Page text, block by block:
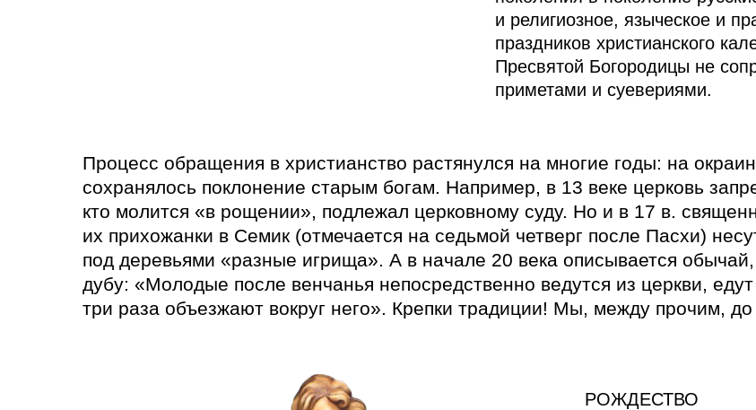
Процесс обращения в христианство растянулся на многие годы: на
сохранялось поклонение старым богам. Например, в 13 веке церковь
кто молится «в рощении», подлежал церковному суду. Но и в 17 в.
их прихожанки в Семик (отмечается на седьмой четверг после Пасхи)
под деревьями «разные игрища». А в начале 20 века описывается
дубу: «Молодые после венчанья непосредственно ведутся из церкви,
три раза объезжают вокруг него». Крепки традиции! Мы, между прочим, до
и религиозное, языческое и
праздников христианского
Пресвятой Богородицы не
приметами и суевериями.
РОЖДЕСТВО